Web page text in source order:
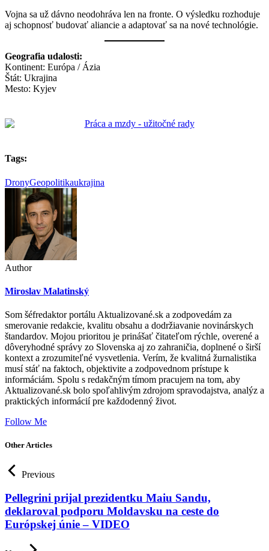
Vojna sa už dávno neodohráva len na fronte. O výsledku rozhoduje
aj schopnosť budovať aliancie a adaptovať sa na nové technológie.
Geografia udalosti:
Kontinent: Európa / Ázia
Štát: Ukrajina
Mesto: Kyjev
Tags:
DronyGeopolitikaukrajina
Author
Miroslav Malatinský
Som šéfredaktor portálu Aktualizované.sk a zodpovedám za
smerovanie redakcie, kvalitu obsahu a dodržiavanie novinárskych
štandardov. Mojou prioritou je prinášať čitateľom rýchle, overené a
dôveryhodné správy zo Slovenska aj zo zahraničia, doplnené o širší
kontext a zrozumiteľné vysvetlenia. Verím, že kvalitná žurnalistika
musí stáť na faktoch, objektivite a zodpovednom prístupe k
informáciám. Spolu s redakčným tímom pracujem na tom, aby
Aktualizované.sk bolo spoľahlivým zdrojom spravodajstva, analýz a
praktických informácií pre každodenný život.
Follow Me
Other Articles
Previous
Pellegrini prijal prezidentku Maiu Sandu,
deklaroval podporu Moldavsku na ceste do
Európskej únie – VIDEO